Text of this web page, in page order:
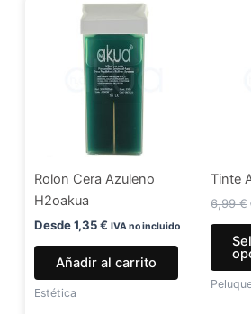
Rolon Cera Azuleno
H2oakua
Desde1,35€ IVA no incluido
Añadir al carrito
Estética
Tinte
6,99€